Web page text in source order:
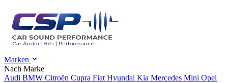
Marken
Nach Marke
Audi BMW Citroën Cupra Fiat Hyundai Kia Mercedes Mini Opel